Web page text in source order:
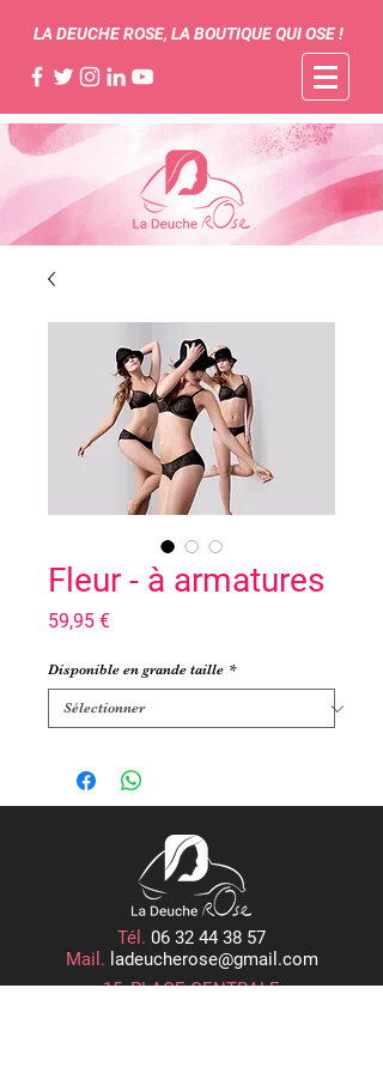
LA DEUCHE ROSE, LA BOUTIQUE QUI OSE !
Fleur - à armatures
59,95 €Prix
Disponible en grande taille *
Tél. 06 32 44 38 57
Mail. ladeucherose@gmail.com
15, PLACE CENTRALE